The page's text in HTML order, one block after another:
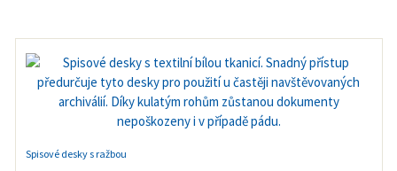
Spisové desky s ražbou